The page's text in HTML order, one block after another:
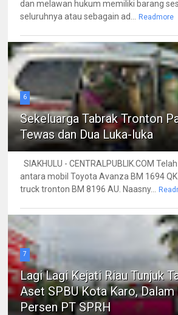
dan melawan hukum memiliki barang
seluruhnya atau sebagain ad...
Readmore
6
Sekeluarga Tabrak Tronton
Tewas dan Dua Luka-luka
SIAKHULU - CENTRALPUBLIK.COM
antara mobil Toyota Avanza BM 1694
truck tronton BM 8196 AU. Naasny...
7
Lagi Lagi Kejati Riau Tunjuk
Aset SPBU Kota Karo,
Persen PT SPRH